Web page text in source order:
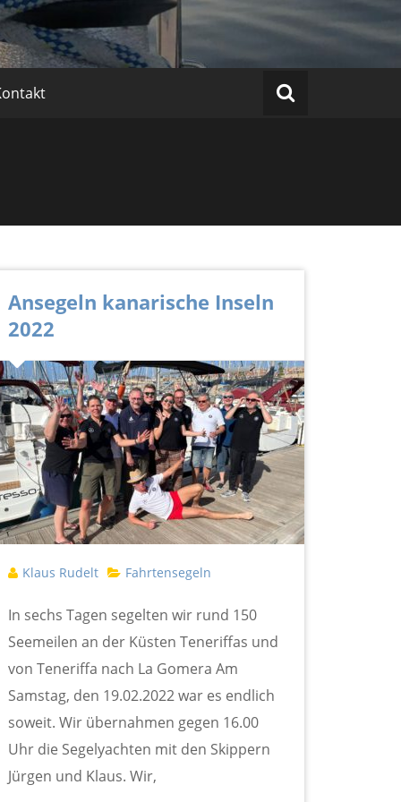
Ansegeln kanarische Inseln
2022
Klaus Rudelt Fahrtensegeln
In sechs Tagen segelten wir rund 150
Seemeilen an der Küsten Teneriffas und
von Teneriffa nach La Gomera Am
Samstag, den 19.02.2022 war es endlich
soweit. Wir übernahmen gegen 16.00
Uhr die Segelyachten mit den Skippern
Jürgen und Klaus. Wir,